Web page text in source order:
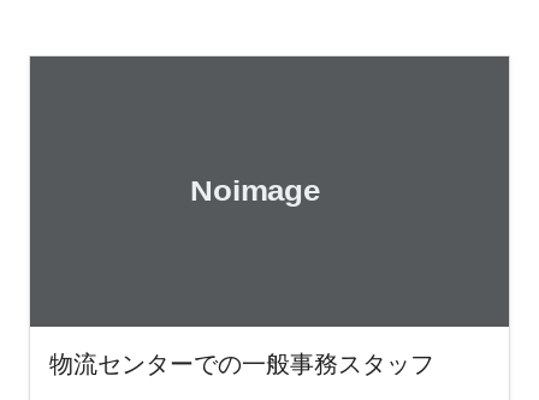
物流センターでの一般事務スタッフ